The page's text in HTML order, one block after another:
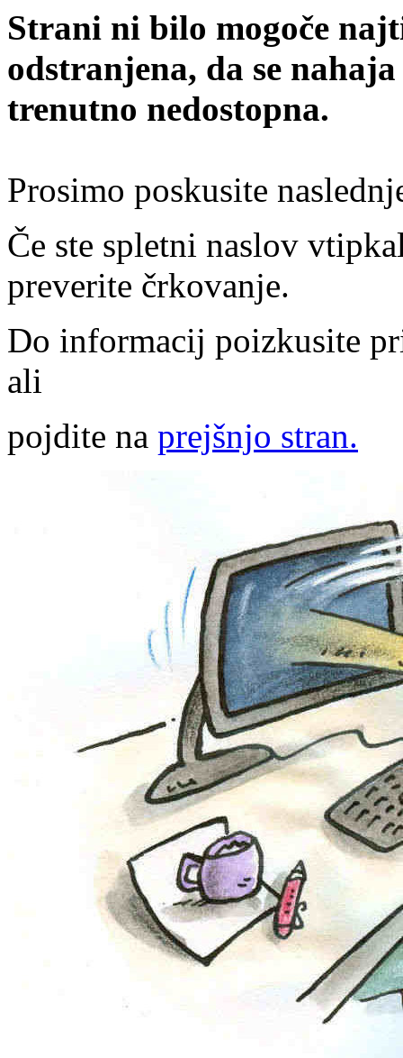
Strani ni bilo mogoče
odstranjena, da se
trenutno nedostopna.
Prosimo poskusite
Če ste spletni naslov
preverite črkovanje.
Do informacij poizkusite
ali
pojdite na prejšnjo stran.